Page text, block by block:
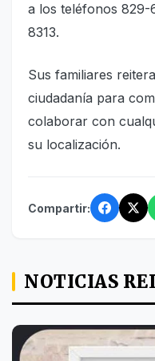
a los teléfonos 829-
8313.
Sus familiares
ciudadanía para
colaborar con
su localización.
Compartir:
NOTICIAS